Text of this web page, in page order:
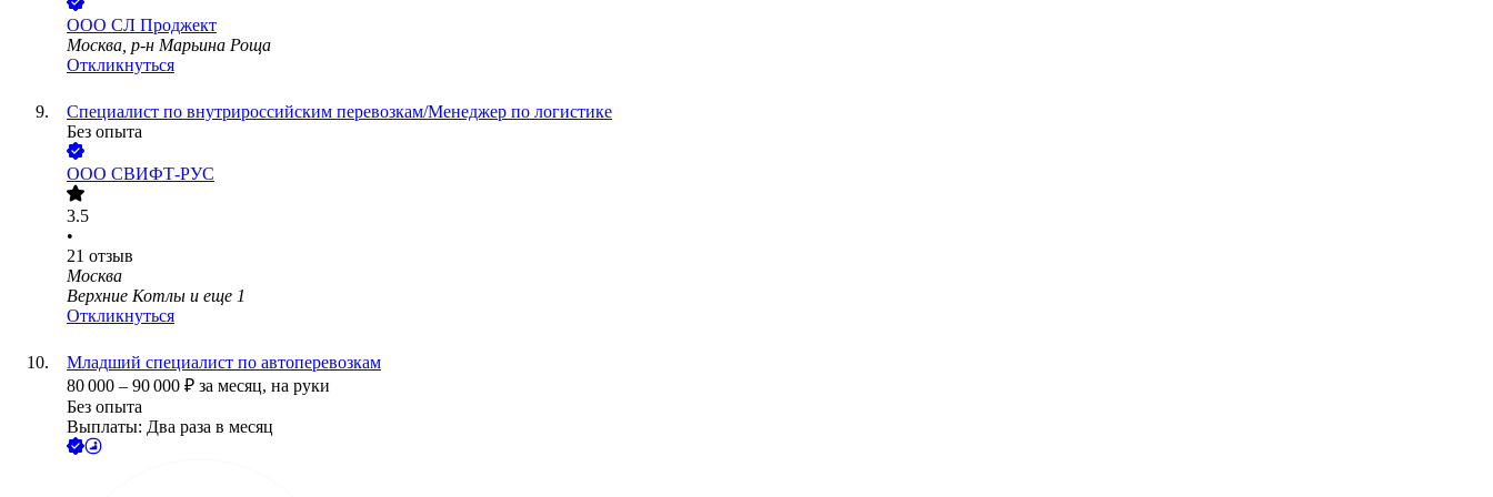
ООО СЛ Проджект
Москва, р-н Марьина Роща
Откликнуться
Специалист по внутрироссийским перевозкам/Менеджер по логистике
Без опыта
ООО СВИФТ-РУС
3.5
•
21 отзыв
Москва
Верхние Котлы и еще 1
Откликнуться
Младший специалист по автоперевозкам
80 000 – 90 000 ₽ за месяц, на руки
Без опыта
Выплаты: Два раза в месяц